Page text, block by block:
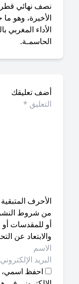
نصف
وهو ما جعل
المغربي
تعليقك
المتبقية - 1000/1000
شروط النشر : عدم
للمقدسات أو مهاجمة
عن التحريض
احفظ اسمي، بريدي